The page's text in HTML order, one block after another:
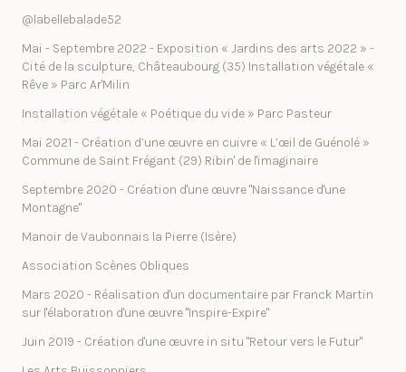
@labellebalade52
Mai - Septembre 2022 - Exposition « Jardins des arts 2022 » -
Cité de la sculpture, Châteaubourg (35) Installation végétale «
Rêve » Parc Ar'Milin
Installation végétale « Poétique du vide » Parc Pasteur
Mai 2021 - Création d’une œuvre en cuivre « L’œil de Guénolé »
Commune de Saint Frégant (29) Ribin' de l'imaginaire
Septembre 2020 - Création d'une œuvre "Naissance d'une
Montagne"
Manoir de Vaubonnais la Pierre (Isère)
Association Scènes Obliques
Mars 2020 - Réalisation d'un documentaire par Franck Martin
sur l'élaboration d'une œuvre "Inspire-Expire"
Juin 2019 - Création d'une œuvre in situ "Retour vers le Futur"